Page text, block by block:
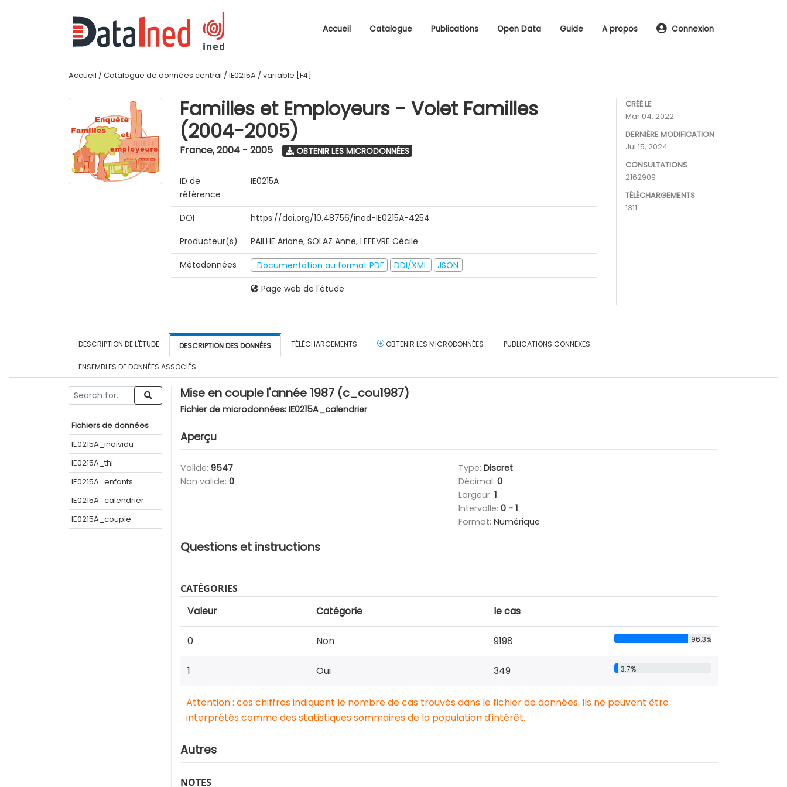
Accueil Catalogue Publications Open Data Guide A propos Connexion
Accueil / Catalogue de données central / IE0215A / variable [F4]
Familles et Employeurs - Volet Familles
(2004-2005)
France,2004 - 2005 OBTENIR LES MICRODONNÉES
ID de
référence
IE0215A
DOI
https://doi.org/10.48756/ined-IE0215A-4254
Producteur(s)
PAILHE Ariane, SOLAZ Anne, LEFEVRE Cécile
Métadonnées
Documentation au format PDF DDI/XML
JSON
Page web de l'étude
CRÉÉ LE
Mar 04, 2022
DERNIÈRE MODIFICATION
Jul 15, 2024
CONSULTATIONS
2162909
TÉLÉCHARGEMENTS
1311
DESCRIPTION DE L'ÉTUDE DESCRIPTION DES DONNÉES TÉLÉCHARGEMENTS OBTENIR LES MICRODONNÉES PUBLICATIONS CONNEXES
ENSEMBLES DE DONNÉES ASSOCIÉS
Fichiers de données
IE0215A_individu
IE0215A_thl
IE0215A_enfants
IE0215A_calendrier
IE0215A_couple
Mise en couple l'année 1987 (c_cou1987)
Fichier de microdonnées: IE0215A_calendrier
Aperçu
Valide: 9547
Non valide: 0
Type: Discret
Décimal: 0
Largeur: 1
Intervalle: 0 - 1
Format: Numérique
Questions et instructions
CATÉGORIES
Valeur Catégorie le cas
0 Non 9198 96.3%
1 Oui 349 3.7%
Attention : ces chiffres indiquent le nombre de cas trouvés dans le fichier de données. Ils ne peuvent être
interprétés comme des statistiques sommaires de la population d'intérêt.
Autres
NOTES